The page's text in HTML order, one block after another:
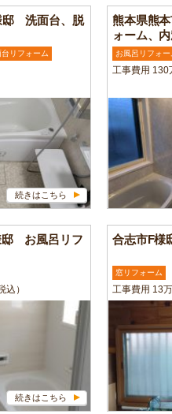
邸 洗面台、脱
台リフォーム
続きはこちら
熊本県熊
ォーム、
お風呂リフォー
工事費用 130
邸 お風呂リフ
）
続きはこちら
合志市F
窓リフォーム
工事費用 13